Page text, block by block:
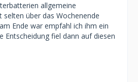
allgemeine
über das Wochenende
Ende war empfahl ich ihm ein
Entscheidung fiel dann auf diesen